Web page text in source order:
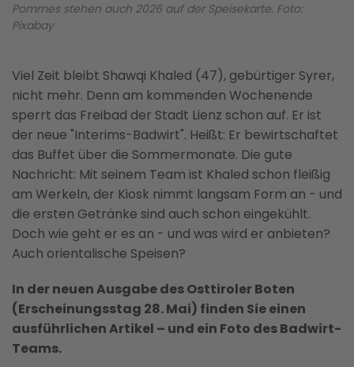
Pommes stehen auch 2026 auf der Speisekarte. Foto:
Pixabay
Viel Zeit bleibt Shawqi Khaled (47), gebürtiger Syrer,
nicht mehr. Denn am kommenden Wochenende
sperrt das Freibad der Stadt Lienz schon auf. Er ist
der neue "Interims-Badwirt". Heißt: Er bewirtschaftet
das Buffet über die Sommermonate. Die gute
Nachricht: Mit seinem Team ist Khaled schon fleißig
am Werkeln, der Kiosk nimmt langsam Form an - und
die ersten Getränke sind auch schon eingekühlt.
Doch wie geht er es an - und was wird er anbieten?
Auch orientalische Speisen?
In der neuen Ausgabe des Osttiroler Boten
(Erscheinungsstag 28. Mai) finden Sie einen
ausführlichen Artikel – und ein Foto des Badwirt-
Teams.